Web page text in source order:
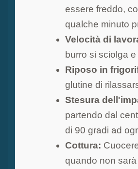
essere freddo,
qualche minuto
Velocità di
burro si sciolga
Riposo in
glutine di
Stesura
partendo dal
di 90 gradi ad
Cottura:
quando non